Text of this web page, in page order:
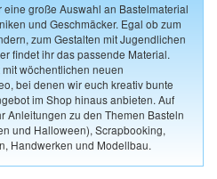
große Auswahl an Bastelmaterial
und Geschmäcker. Egal ob zum
zum Gestalten mit Jugendlichen
findet ihr das passende Material.
wöchentlichen neuen
bei denen wir euch kreativ bunte
im Shop hinaus anbieten. Auf
Anleitungen zu den Themen Basteln
und Halloween), Scrapbooking,
Handwerken und Modellbau.